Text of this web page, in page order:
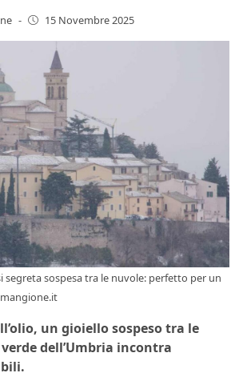
- 15 Novembre 2025
segreta sospesa tra le nuvole: perfetto per un
un gioiello sospeso tra le
dell’Umbria incontra